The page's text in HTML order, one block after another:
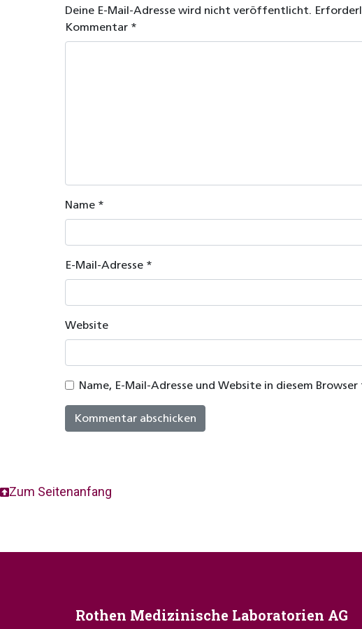
Deine E-Mail-Adresse wird nicht veröffentlicht.
Kommentar *
Name *
E-Mail-Adresse *
Website
Name, E-Mail-Adresse und Website in diesem
Zum Seitenanfang
Rothen Medizinische Laboratorien AG